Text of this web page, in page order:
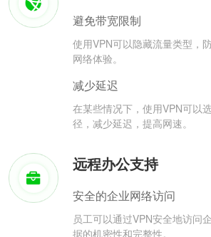
避免带宽限制
使用VPN可以隐藏流量类型，
网络体验。
减少延迟
在某些情况下，使用VPN可以
径，减少延迟，提高网速。
远程办公支持
安全的企业网络访问
员工可以通过VPN安全地访问
据的机密性和完整性。